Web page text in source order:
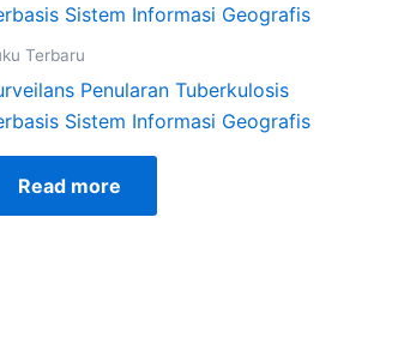
Terbaru
Penularan Tuberkulosis
Sistem Informasi Geografis
Read more